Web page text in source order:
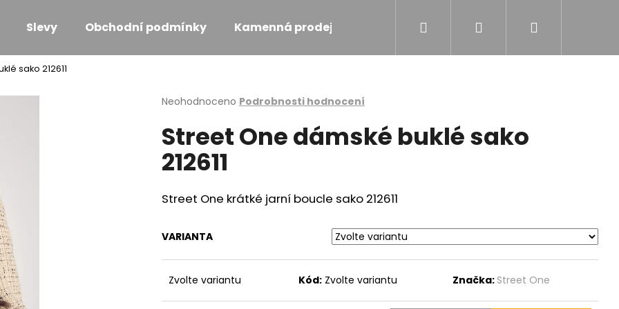
Slevy Obchodní podmínky Kamenná prodejna Přihlášení
sako 212611
Průměrné
produktu
je
0,0
z
hvězdiček.
Neohodnoceno Podrobnosti hodnocení
Street One dámské buklé sako
212611
Street One krátké jarní boucle sako 212611
VARIANTA
Zvolte variantu Kód: Zvolte variantu Značka: Street One
Co potřebujete najít?
HLEDAT
KOŽÍŠKOVÁ VESTA
MONARI ÚPLETOVÁ VESTIČKA 809991